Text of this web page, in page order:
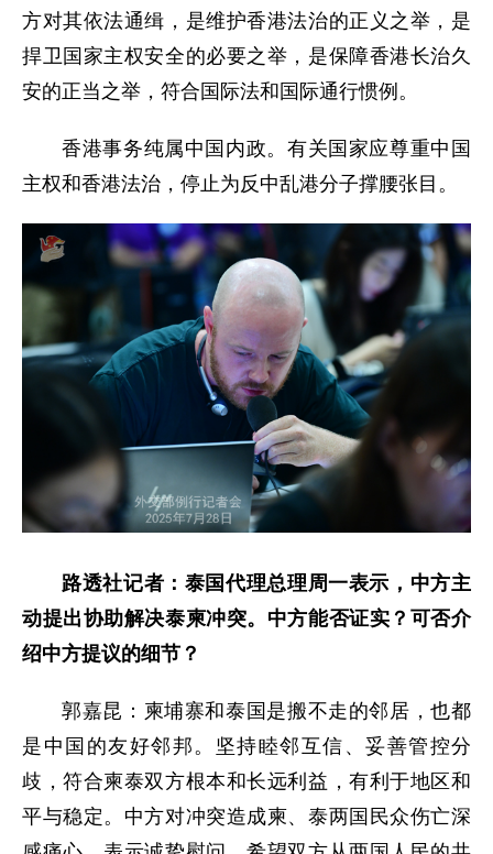
方对其依法通缉，是维护香港法治的正义之举，是
捍卫国家主权安全的必要之举，是保障香港长治久
安的正当之举，符合国际法和国际通行惯例。
香港事务纯属中国内政。有关国家应尊重中国
主权和香港法治，停止为反中乱港分子撑腰张目。
路透社记者：泰国代理总理周一表示，中方主
动提出协助解决泰柬冲突。中方能否证实？可否介
绍中方提议的细节？
郭嘉昆：柬埔寨和泰国是搬不走的邻居，也都
是中国的友好邻邦。坚持睦邻互信、妥善管控分
歧，符合柬泰双方根本和长远利益，有利于地区和
平与稳定。中方对冲突造成柬、泰两国民众伤亡深